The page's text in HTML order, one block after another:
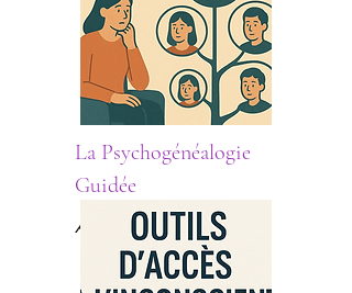
La Psychogénéalogie
Guidée
A l'écoute de vos aïeux.